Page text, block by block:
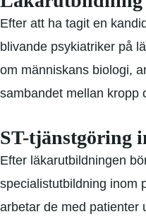
Efter att ha tagit en
blivande psykiatriker på
om människans biologi,
sambandet mellan kropp
ST-tjänstgöring
Efter läkarutbildningen
specialistutbildning inom
arbetar de med patienter